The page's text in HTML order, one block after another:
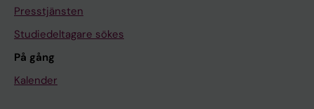
Presstjänsten
Studiedeltagare sökes
På gång
Kalender